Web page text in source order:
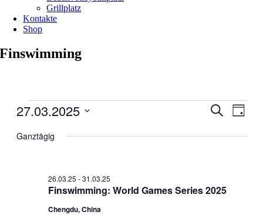
Grillplatz
Kontakte
Shop
Finswimming
Veranstaltungen
für
27.03.25
und
Suche
Tag
27.03.2025
wählen.
Ganztägig
Finswimming: World Games Series 2025
26.03.25 -31.03.25
Chengdu, China